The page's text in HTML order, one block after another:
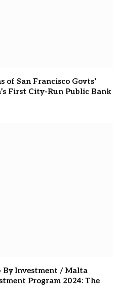
of San Francisco Govts’
First City-Run Public Bank
By Investment / Malta
Program 2024: The